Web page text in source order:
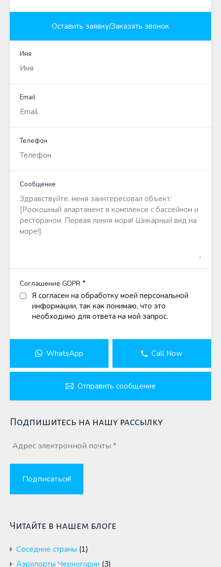
Оставить заявку/Заказать звонок
Имя
Email
Телефон
Сообщение
Соглашение GDPR *
Я согласен на обработку моей персональной
информации, так как понимаю, что это
необходимо для ответа на мой запрос.
WhatsApp Call Now
Отправить сообщение
Подпишитесь на нашу рассылку
Читайте в нашем блоге
Cоседние страны (1)
Аэропорты Черногории (3)